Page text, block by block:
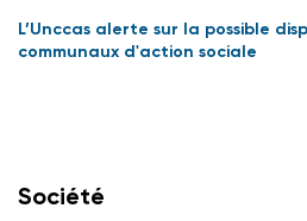
L’Unccas alerte sur la possible
communaux d'action sociale
Société